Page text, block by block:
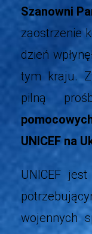
Szanowni
zaostrzenie
dzień
tym kraju.
pilną
UNICEF na
UNICEF
wojennych